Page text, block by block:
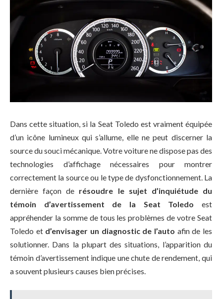
Dans cette situation, si la Seat Toledo est vraiment équipée
d’un icône lumineux qui s’allume, elle ne peut discerner la
source du souci mécanique. Votre voiture ne dispose pas des
technologies d’affichage nécessaires pour montrer
correctement la source ou le type de dysfonctionnement. La
dernière façon de résoudre le sujet d’inquiétude du
témoin d’avertissement de la Seat Toledo est
appréhender la somme de tous les problèmes de votre Seat
Toledo et d’envisager un diagnostic de l’auto afin de les
solutionner. Dans la plupart des situations, l’apparition du
témoin d’avertissement indique une chute de rendement, qui
a souvent plusieurs causes bien précises.